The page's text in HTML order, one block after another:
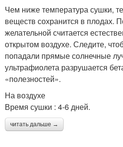
Чем ниже температура сушки,
веществ сохранится в плодах.
желательной считается
открытом воздухе. Следите,
попадали прямые солнечные
ультрафиолета разрушается
«полезностей».
На воздухе
Время сушки : 4-6 дней.
читать дальше →